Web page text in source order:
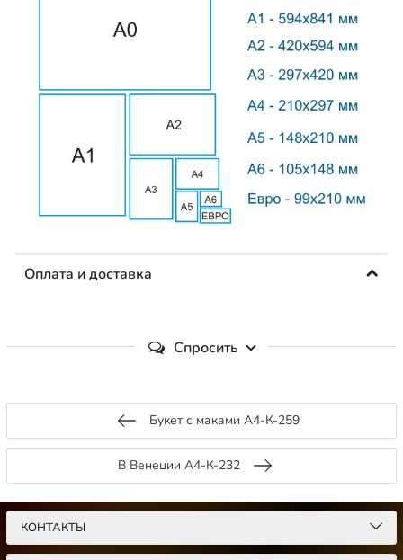
Оплата и доставка
Спросить
Букет с маками А4-К-259
В Венеции А4-К-232
КОНТАКТЫ